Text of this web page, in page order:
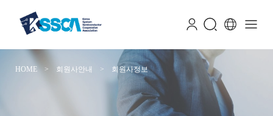
HOME > 회원사안내 > 회원사정보